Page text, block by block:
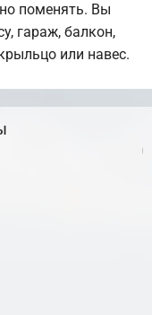
поменять. Вы
гараж, балкон,
или навес.